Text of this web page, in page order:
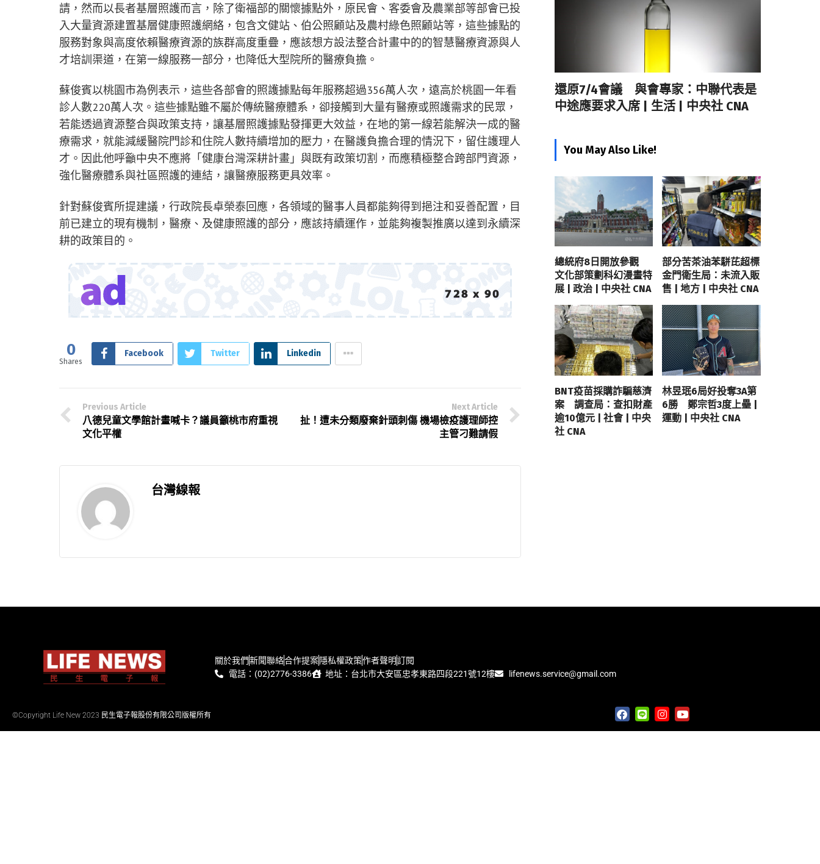
請，然而以長者基層照護而言，除了衛福部的關懷據點外，原民會、客委會及農業部等部會已投
入大量資源建置基層健康照護網絡，包含文健站、伯公照顧站及農村綠色照顧站等，這些據點的
服務對象與高度依賴醫療資源的族群高度重疊，應該想方設法整合計畫中的的智慧醫療資源與人
才培訓渠道，在第一線服務一部分，也降低大型院所的醫療負擔。
蘇俊賓以桃園市為例表示，這些各部會的照護據點每年服務超過356萬人次，遠高於桃園一年看
診人數220萬人次。這些據點雖不屬於傳統醫療體系，卻接觸到大量有醫療或照護需求的民眾，
若能透過資源整合與政策支持，讓基層照護據點發揮更大效益，在地的第一線若能解決一成的醫
療需求，就能減緩醫院門診和住院人數持續增加的壓力，在醫護負擔合理的情況下，留住護理人
才。因此他呼籲中央不應將「健康台灣深耕計畫」與既有政策切割，而應積極整合跨部門資源，
強化醫療體系與社區照護的連結，讓醫療服務更具效率。
針對蘇俊賓所提建議，行政院長卓榮泰回應，各領域的醫事人員都能夠得到挹注和妥善配置，目
前已建立的現有機制，醫療、及健康照護的部分，應該持續運作，並能夠複製推廣以達到永續深
耕的政策目的。
0
Shares
Facebook Twitter Linkedin
Previous Article
八德兒童文學館計畫喊卡？議員籲桃市府重視
文化平權
Next Article
扯！遭未分類廢棄針頭刺傷 機場檢疫護理師控
主管刁難請假
台灣線報
還原7/4會議 與會專家：中聯代表是
中途應要求入席 | 生活 | 中央社 CNA
You May Also Like!
總統府8日開放參觀
文化部策劃科幻漫畫特
展 | 政治 | 中央社 CNA
部分苦茶油苯駢芘超標
金門衛生局：未流入販
售 | 地方 | 中央社 CNA
BNT疫苗採購詐騙慈濟
案 調查局：查扣財產
逾10億元 | 社會 | 中央
社 CNA
林昱珉6局好投奪3A第
6勝 鄭宗哲3度上壘 |
運動 | 中央社 CNA
關於我們新聞聯絡合作提案隱私權政策作者聲明訂閱
電話：(02)2776-3386
地址：台北市大安區忠孝東路四段221號12樓 lifenews.service@gmail.com
©Copyright Life New 2023 民生電子報股份有限公司版權所有